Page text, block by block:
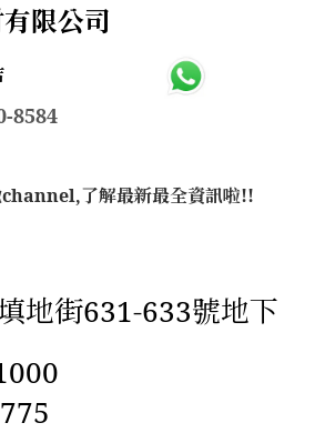
限公司
料專門店
8584
了解最新最全資訊啦!!
地街631-633號地下